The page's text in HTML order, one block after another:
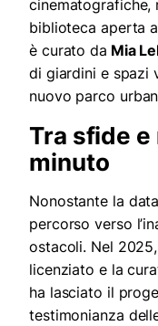
cinematografiche,
biblioteca aperta
è curato da Mia
di giardini e spazi
nuovo parco
Tra sfide e
minuto
Nonostante la
percorso verso
ostacoli. Nel
licenziato e la
ha lasciato il
testimonianza